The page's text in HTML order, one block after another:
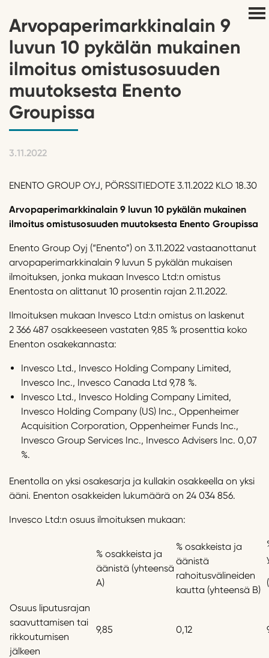
Arvopaperimarkkinalain 9
luvun 10 pykälän mukainen
ilmoitus omistusosuuden
muutoksesta Enento
Groupissa
3.11.2022
ENENTO GROUP OYJ, PÖRSSITIEDOTE 3.11.2022 KLO 18.30
Arvopaperimarkkinalain 9 luvun 10 pykälän mukainen
ilmoitus omistusosuuden muutoksesta Enento Groupissa
Enento Group Oyj (“Enento”) on 3.11.2022 vastaanottanut
arvopaperimarkkinalain 9 luvun 5 pykälän mukaisen
ilmoituksen, jonka mukaan Invesco Ltd:n omistus
Enentosta on alittanut 10 prosentin rajan 2.11.2022.
Ilmoituksen mukaan Invesco Ltd:n omistus on laskenut
2 366 487 osakkeeseen vastaten 9,85 % prosenttia koko
Enenton osakekannasta:
Invesco Ltd., Invesco Holding Company Limited,
Invesco Inc., Invesco Canada Ltd 9,78 %.
Invesco Ltd., Invesco Holding Company Limited,
Invesco Holding Company (US) Inc., Oppenheimer
Acquisition Corporation, Oppenheimer Funds Inc.,
Invesco Group Services Inc., Invesco Advisers Inc. 0,07
%.
Enentolla on yksi osakesarja ja kullakin osakkeella on yksi
ääni. Enenton osakkeiden lukumäärä on 24 034 856.
Invesco Ltd:n osuus ilmoituksen mukaan:
% osakkeista ja
äänistä (yhteensä
A)
% osakkeista ja
äänistä
rahoitusvälineiden
kautta (yhteensä B)
Osuus liputusrajan
saavuttamisen tai
rikkoutumisen
jälkeen
9,85 0,12